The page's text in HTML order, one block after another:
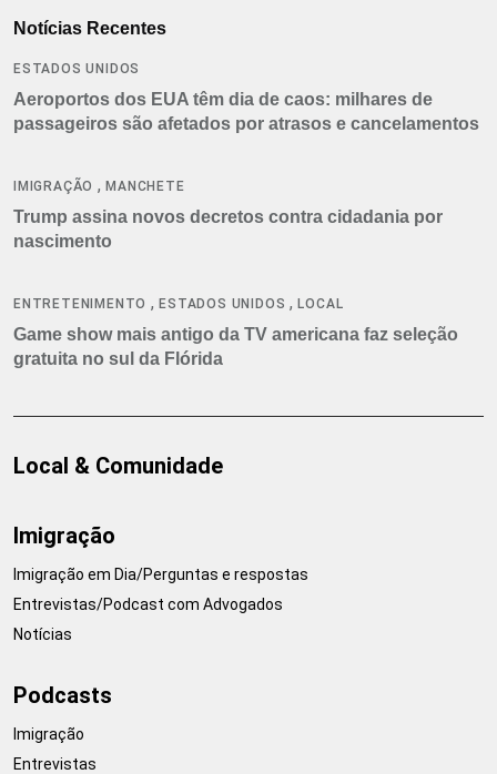
Notícias Recentes
ESTADOS UNIDOS
Aeroportos dos EUA têm dia de caos: milhares de
passageiros são afetados por atrasos e cancelamentos
IMIGRAÇÃO ,MANCHETE
Trump assina novos decretos contra cidadania por
nascimento
ENTRETENIMENTO ,ESTADOS UNIDOS ,LOCAL
Game show mais antigo da TV americana faz seleção
gratuita no sul da Flórida
Local & Comunidade
Imigração
Imigração em Dia/Perguntas e respostas
Entrevistas/Podcast com Advogados
Notícias
Podcasts
Imigração
Entrevistas